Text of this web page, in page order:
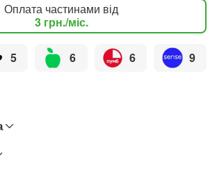
Оплата частинами від
3 грн./міс.
5 6 6 9